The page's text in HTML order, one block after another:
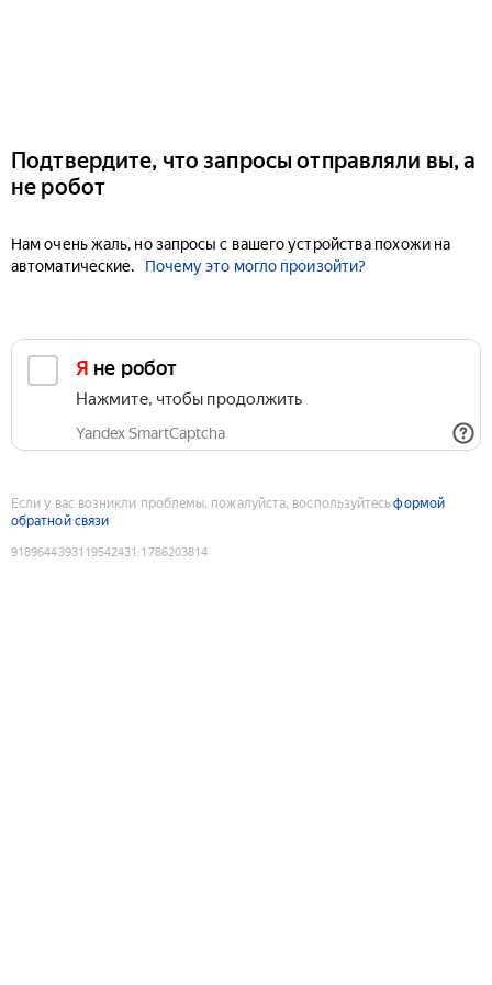
Подтвердите, что запросы отправляли вы, а
не робот
Нам очень жаль, но запросы с вашего устройства похожи на
автоматические.
Почему это могло произойти?
Я не робот
Нажмите, чтобы продолжить
Yandex SmartCaptcha
Если у вас возникли проблемы, пожалуйста, воспользуйтесьформой
обратной связи
9189644393119542431 :1786203814